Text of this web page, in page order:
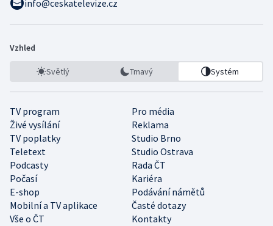
info@ceskatelevize.cz
Vzhled
Světlý Tmavý Systém
TV program
Pro média
Živé vysílání
Reklama
TV poplatky
Studio Brno
Teletext
Studio Ostrava
Podcasty
Rada ČT
Počasí
Kariéra
E-shop
Podávání námětů
Mobilní a TV aplikace
Časté dotazy
Vše o ČT
Kontakty